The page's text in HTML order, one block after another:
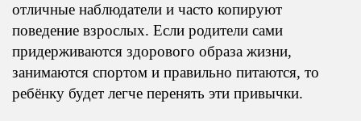
отличные наблюдатели и часто копируют
поведение взрослых. Если родители сами
придерживаются здорового образа жизни,
занимаются спортом и правильно питаются, то
ребёнку будет легче перенять эти привычки.